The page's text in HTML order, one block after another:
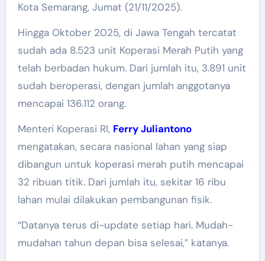
Kota Semarang, Jumat (21/11/2025).
Hingga Oktober 2025, di Jawa Tengah tercatat
sudah ada 8.523 unit Koperasi Merah Putih yang
telah berbadan hukum. Dari jumlah itu, 3.891 unit
sudah beroperasi, dengan jumlah anggotanya
mencapai 136.112 orang.
Menteri Koperasi RI, Ferry Juliantono
mengatakan, secara nasional lahan yang siap
dibangun untuk koperasi merah putih mencapai
32 ribuan titik. Dari jumlah itu, sekitar 16 ribu
lahan mulai dilakukan pembangunan fisik.
“Datanya terus di-update setiap hari. Mudah-
mudahan tahun depan bisa selesai,” katanya.